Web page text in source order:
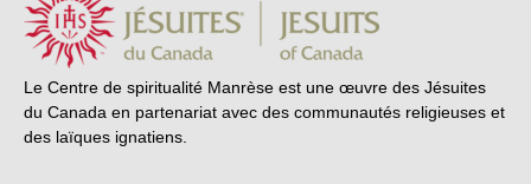
Le Centre de spiritualité Manrèse est une œuvre des Jésuites
du Canada en partenariat avec des communautés religieuses et
des laïques ignatiens.